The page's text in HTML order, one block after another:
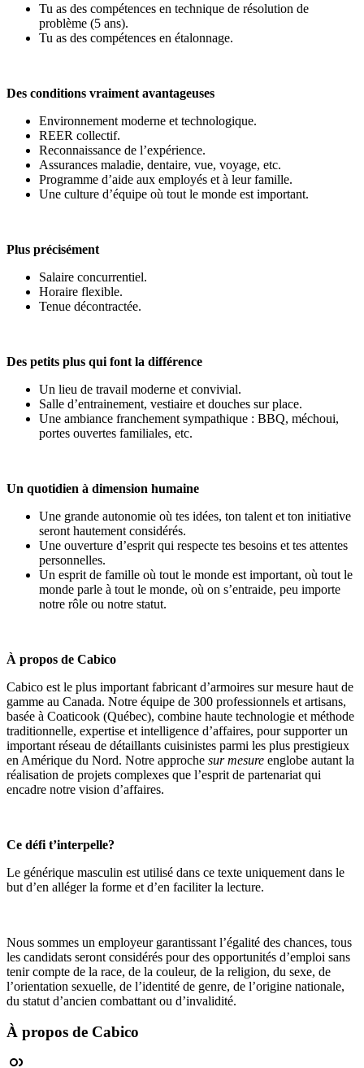
Tu as des compétences en technique de résolution de
problème (5 ans).
Tu as des compétences en étalonnage.
Des conditions vraiment avantageuses
Environnement moderne et technologique.
REER collectif.
Reconnaissance de l’expérience.
Assurances maladie, dentaire, vue, voyage, etc.
Programme d’aide aux employés et à leur famille.
Une culture d’équipe où tout le monde est important.
Plus précisément
Salaire concurrentiel.
Horaire flexible.
Tenue décontractée.
Des petits plus qui font la différence
Un lieu de travail moderne et convivial.
Salle d’entrainement, vestiaire et douches sur place.
Une ambiance franchement sympathique : BBQ, méchoui,
portes ouvertes familiales, etc.
Un quotidien à dimension humaine
Une grande autonomie où tes idées, ton talent et ton initiative
seront hautement considérés.
Une ouverture d’esprit qui respecte tes besoins et tes attentes
personnelles.
Un esprit de famille où tout le monde est important, où tout le
monde parle à tout le monde, où on s’entraide, peu importe
notre rôle ou notre statut.
À propos de Cabico
Cabico est le plus important fabricant d’armoires sur mesure haut de
gamme au Canada. Notre équipe de 300 professionnels et artisans,
basée à Coaticook (Québec), combine haute technologie et méthode
traditionnelle, expertise et intelligence d’affaires, pour supporter un
important réseau de détaillants cuisinistes parmi les plus prestigieux
en Amérique du Nord. Notre approche sur mesure englobe autant la
réalisation de projets complexes que l’esprit de partenariat qui
encadre notre vision d’affaires.
Ce défi t’interpelle?
Le générique masculin est utilisé dans ce texte uniquement dans le
but d’en alléger la forme et d’en faciliter la lecture.
Nous sommes un employeur garantissant l’égalité des chances, tous
les candidats seront considérés pour des opportunités d’emploi sans
tenir compte de la race, de la couleur, de la religion, du sexe, de
l’orientation sexuelle, de l’identité de genre, de l’origine nationale,
du statut d’ancien combattant ou d’invalidité.
À propos de Cabico